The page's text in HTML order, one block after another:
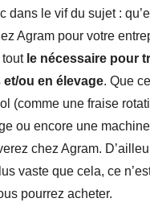
dans le vif du sujet :
Agram pour votre
tout le nécessaire pour
et/ou en élevage. Que
(comme une fraise
ou encore une
chez Agram.
vaste que cela, ce
pourrez acheter.